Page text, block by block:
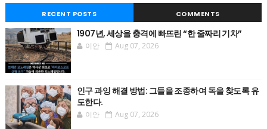
RECENT POSTS COMMENTS
1907년, 세상을 충격에 빠뜨린 “한 줄짜리 기차”
이안 Aug 07, 2026
인구 과잉 해결 방법: 그들을 조종하여 독을 찾도록 유
도한다.
이안 Aug 07, 2026